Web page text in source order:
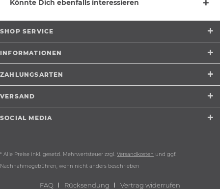
Könnte Dich ebenfalls interessieren
SHOP SERVICE
INFORMATIONEN
ZAHLUNGSARTEN
VERSAND
SOCIAL MEDIA
* Alle Preise inkl. gesetzl. Mehrwertsteuer zzgl. Versandkosten und ggf.
Nachnahmegebühren, wenn nicht anders beschrieben
FAQ Rücksendung Vertrag widerrufen